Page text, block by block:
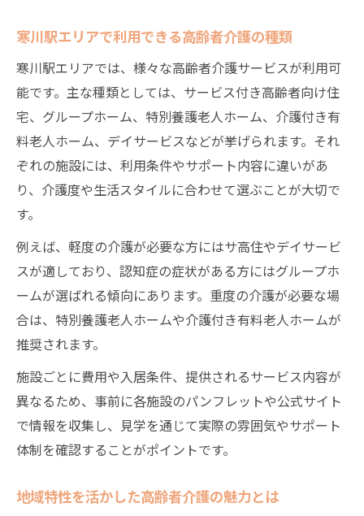
寒川駅エリアで利用できる高齢者介護の種類
寒川駅エリアでは、様々な高齢者介護サービスが利用可
能です。主な種類としては、サービス付き高齢者向け住
宅、グループホーム、特別養護老人ホーム、介護付き有
料老人ホーム、デイサービスなどが挙げられます。それ
ぞれの施設には、利用条件やサポート内容に違いがあ
り、介護度や生活スタイルに合わせて選ぶことが大切で
す。
例えば、軽度の介護が必要な方にはサ高住やデイサービ
スが適しており、認知症の症状がある方にはグループホ
ームが選ばれる傾向にあります。重度の介護が必要な場
合は、特別養護老人ホームや介護付き有料老人ホームが
推奨されます。
施設ごとに費用や入居条件、提供されるサービス内容が
異なるため、事前に各施設のパンフレットや公式サイト
で情報を収集し、見学を通じて実際の雰囲気やサポート
体制を確認することがポイントです。
地域特性を活かした高齢者介護の魅力とは